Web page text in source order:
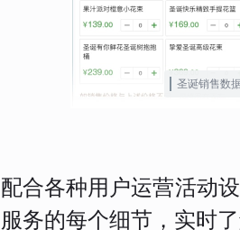
圣诞销售数
配合各种用户运营活动
服务的每个细节，实时